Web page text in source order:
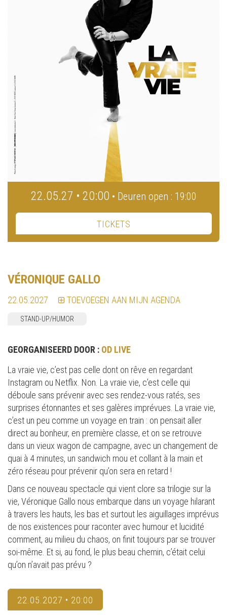
22.05.27 • 20:00 • Deuren open : 19:00
TICKETS
VÉRONIQUE GALLO
22.05.2027 TOEVOEGEN AAN MIJN AGENDA
STAND-UP/HUMOR
GEORGANISEERD DOOR : OD LIVE
La vraie vie, c’est pas celle dont on rêve en regardant
Instagram ou Netflix. Non. La vraie vie, c’est celle qui
déboule sans prévenir avec ses rendez-vous ratés, ses
surprises étonnantes et ses galères imprévues. La vraie vie,
c’est un peu comme un voyage en train : on pensait aller
direct au bonheur, en première classe, et on se retrouve
dans un vieux wagon de campagne, avec un changement de
quai à 4 minutes, un sandwich mou et collant à la main et
zéro réseau pour prévenir qu’on sera en retard !
Dans ce nouveau spectacle qui vient clore sa trilogie sur la
vie, Véronique Gallo nous embarque dans un voyage hilarant
à travers les hauts, les bas et surtout les aiguillages imprévus
de nos existences pour raconter avec humour et lucidité
comment, au milieu du chaos, on finit toujours par se trouver
soi-même. Et si, au fond, le plus beau chemin, c’était celui
qu’on n’avait pas prévu ?
22.05.2027 • 20:00